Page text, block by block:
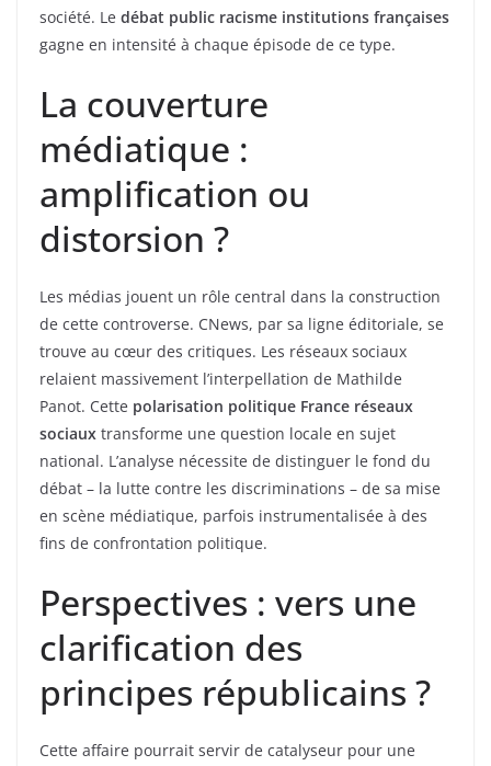
société. Le débat public racisme institutions françaises
gagne en intensité à chaque épisode de ce type.
La couverture
médiatique :
amplification ou
distorsion ?
Les médias jouent un rôle central dans la construction
de cette controverse. CNews, par sa ligne éditoriale, se
trouve au cœur des critiques. Les réseaux sociaux
relaient massivement l’interpellation de Mathilde
Panot. Cette polarisation politique France réseaux
sociaux transforme une question locale en sujet
national. L’analyse nécessite de distinguer le fond du
débat – la lutte contre les discriminations – de sa mise
en scène médiatique, parfois instrumentalisée à des
fins de confrontation politique.
Perspectives : vers une
clarification des
principes républicains ?
Cette affaire pourrait servir de catalyseur pour une